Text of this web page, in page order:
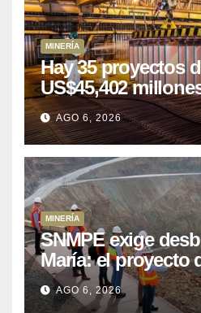
MINERÍA
Hay 35 proyectos
US$45,402
puede aprovechar
AGO 6, 2026
MINERÍA
SNMPE exige
María: el proyecto
que Perú lleva 15
posponiendo
AGO 6, 2026